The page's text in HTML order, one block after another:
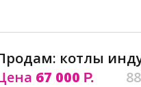
котлы
67 000 Р.